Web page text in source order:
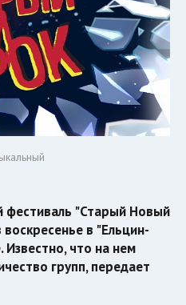
фестиваль "Старый Новый
в "Ельцин-
Известно, что на нем
групп, передает